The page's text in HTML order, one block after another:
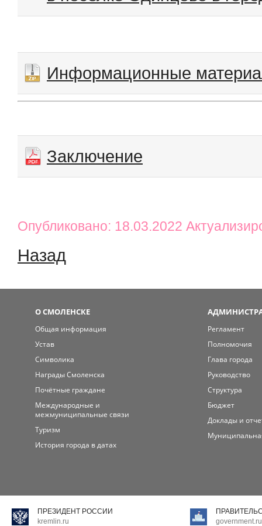
Информационные
Заключение
Опубликовано: 18.03.2022
Назад
О СМОЛЕНСКЕ
Общая информация
Устав
Символика
Награды Смоленска
Почётные граждане
Международные и
межмуниципальные связи
Туризм
История города в датах
Регламент
Полномочия
Глава города
Руководство
Структура
Бюджет
Доклады и
ПРЕЗИДЕНТ РОССИИ
kremlin.ru
government.ru